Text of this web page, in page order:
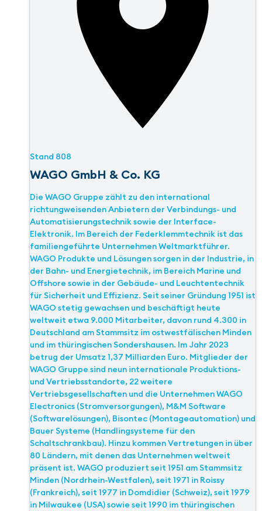
Stand 808
WAGO GmbH & Co. KG
Die WAGO Gruppe zählt zu den international
richtungweisenden Anbietern der Verbindungs- und
Automatisierungstechnik sowie der Interface-
Elektronik. Im Bereich der Federklemmtechnik ist das
familiengeführte Unternehmen Weltmarktführer.
WAGO Produkte und Lösungen sorgen in der Industrie, in
der Bahn- und Energietechnik, im Bereich Marine und
Offshore sowie in der Gebäude- und Leuchtentechnik
für Sicherheit und Effizienz. Seit seiner Gründung 1951 ist
WAGO stetig gewachsen und beschäftigt heute
weltweit etwa 9.000 Mitarbeiter, davon rund 4.300 in
Deutschland am Stammsitz im ostwestfälischen Minden
und im thüringischen Sondershausen. Im Jahr 2023
betrug der Umsatz 1,37 Milliarden Euro. Mitglieder der
WAGO Gruppe sind neun internationale Produktions-
und Vertriebsstandorte, 22 weitere
Vertriebsgesellschaften und die Unternehmen WAGO
Electronics (Stromversorgungen), M&M Software
(Softwarelösungen), Bisontec (Montageautomation) und
Bauer Systeme (Handlingsysteme für den
Schaltschrankbau). Hinzu kommen Vertretungen in über
80 Ländern, mit denen das Unternehmen weltweit
präsent ist. WAGO produziert seit 1951 am Stammsitz
Minden (Nordrhein-Westfalen), seit 1971 in Roissy
(Frankreich), seit 1977 in Domdidier (Schweiz), seit 1979
in Milwaukee (USA) sowie seit 1990 im thüringischen